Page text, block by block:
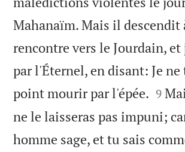
Mahanaïm. Mais il descendit
rencontre vers le Jourdain,
par l'Éternel, en disant: Je ne
point mourir par l'épée. 

9
ne le laisseras pas impuni;
homme sage, et tu sais